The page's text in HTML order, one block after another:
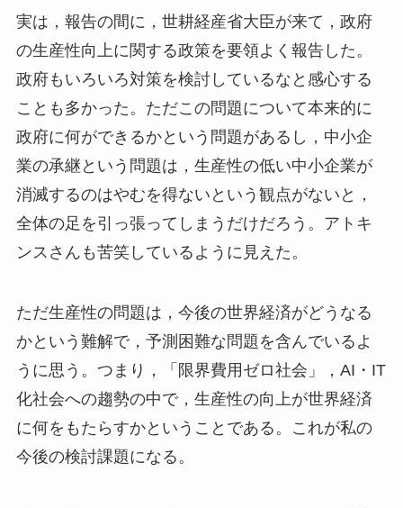
実は，報告の間に，世耕経産省大臣が来て，政府
の生産性向上に関する政策を要領よく報告した。
政府もいろいろ対策を検討しているなと感心する
ことも多かった。ただこの問題について本来的に
政府に何ができるかという問題があるし，中小企
業の承継という問題は，生産性の低い中小企業が
消滅するのはやむを得ないという観点がないと，
全体の足を引っ張ってしまうだけだろう。アトキ
ンスさんも苦笑しているように見えた。
ただ生産性の問題は，今後の世界経済がどうなる
かという難解で，予測困難な問題を含んでいるよ
うに思う。つまり，「限界費用ゼロ社会」，AI・IT
化社会への趨勢の中で，生産性の向上が世界経済
に何をもたらすかということである。これが私の
今後の検討課題になる。